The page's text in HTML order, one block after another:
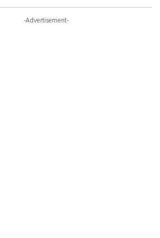
-Advertisement-